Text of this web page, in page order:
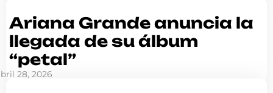
Ariana Grande anuncia la
llegada de su álbum
“petal”
28, 2026